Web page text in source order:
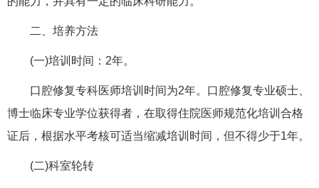
二、培养方法
(一)培训时间：2年。
口腔修复专科医师培训时间为2年。口腔修复专业硕士、
博士临床专业学位获得者，在取得住院医师规范化培训合格
证后，根据水平考核可适当缩减培训时间，但不得少于1年。
(二)科室轮转